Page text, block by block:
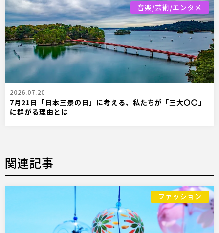
音楽/芸術/エンタメ
2026.07.20
7月21日「日本三景の日」に考える、私たちが「三大〇〇」
に群がる理由とは
関連記事
ファッション